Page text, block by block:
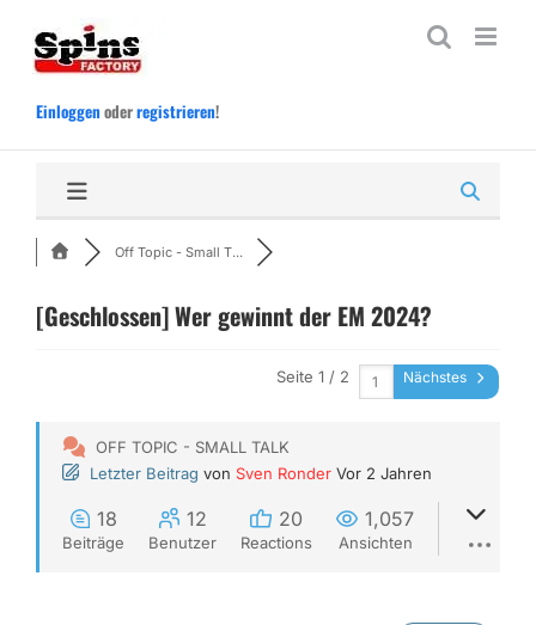
Inhalt
springen
Einloggenoderregistrieren!
Off Topic - Small T...
[Geschlossen]Wer gewinnt der EM 2024?
Seite 1 / 2 Nächstes
OFF TOPIC - SMALL TALK
Letzter Beitrag von Sven Ronder Vor 2 Jahren
18
Beiträge
12
Benutzer
20
Reactions
1,057
Ansichten